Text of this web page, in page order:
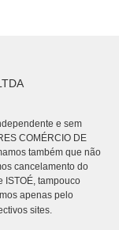
e sem
COMÉRCIO DE
também que não
cancelamento do
ISTOÉ, tampouco
apenas pelo
sites.